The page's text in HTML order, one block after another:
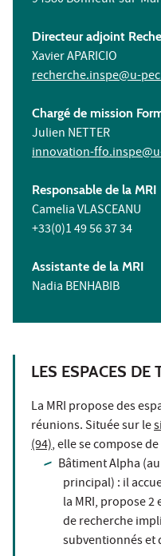
Directeur adjoint
Xavier APARICIO
recherche.inspe@u-
Chargé de mission
Julien NETTER
innovation-
Responsable de la MRI
Camelia VLASCEANU
+33(0)1 49 56 37 34
Assistante de la MRI
Nadia BENHABIB
LES ESPACES DE
La MRI propose des
réunions. Située sur le
(94), elle se compose
Bâtiment Alpha
principal) : il
la MRI, propose
de recherche
subventionnés et